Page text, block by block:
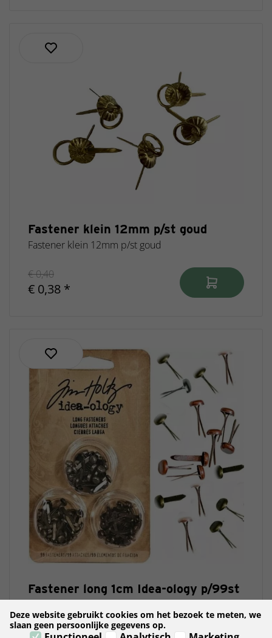
Fastener klein 12mm p/st goud
Fastener klein 12mm p/st goud
€ 0,40
€ 0,38 *
Fastener long 1cm Idea-ology p/99st
€ 5,95
Deze website gebruikt cookies om het bezoek te meten, we
slaan geen persoonlijke gegevens op.